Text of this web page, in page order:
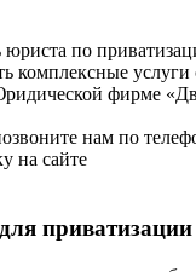
юриста по
комплексные
фирме
нам по
на сайте
приватизации